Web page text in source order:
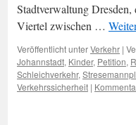
Stadtverwaltung
Viertel zwischen …
Veröffentlicht unterVerkehr |
Johannstadt, Kinder, Petition,
Schleichverkehr,
Verkehrssicherheit |